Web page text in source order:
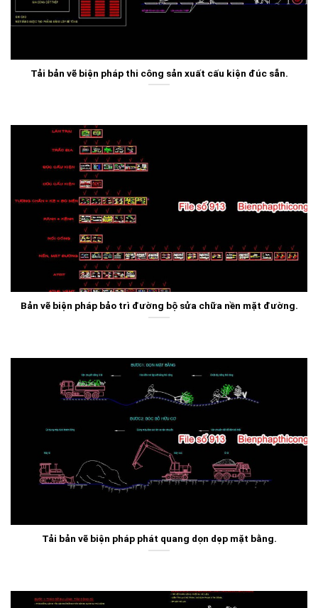
Tải bản vẽ biện pháp thi công sản xuất cấu kiện đúc sẵn.
Bản vẽ biện pháp bảo trì đường bộ sửa chữa nền mặt đường.
Tải bản vẽ biện pháp phát quang dọn dẹp mặt bằng.